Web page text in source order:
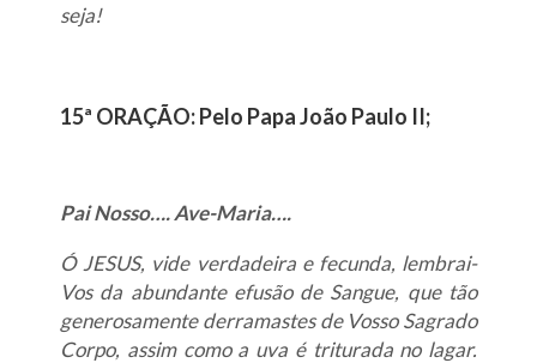
seja!
15ª ORAÇÃO: Pelo Papa João Paulo II;
Pai Nosso…. Ave-Maria….
Ó JESUS, vide verdadeira e fecunda, lembrai-
Vos da abundante efusão de Sangue, que tão
generosamente derramastes de Vosso Sagrado
Corpo, assim como a uva é triturada no lagar.